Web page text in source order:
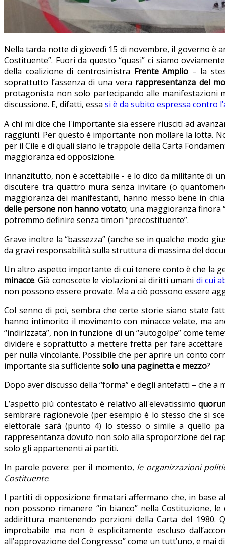
Nella tarda notte di giovedì 15 di novembre, il governo è
Costituente”. Fuori da questo “quasi” ci siamo
della coalizione di centrosinistra Frente Amplio – la
soprattutto l’assenza di una vera rappresentanza del
protagonista non solo partecipando alle
discussione. E, difatti, essa si è da subito espressa contro
A chi mi dice che l'importante sia essere riusciti ad
raggiunti. Per questo è importante non mollare la lotta.
per il Cile e di quali siano le trappole della Carta
maggioranza ed opposizione.
Innanzitutto, non è accettabile - e lo dico da militante di
discutere tra quattro mura senza invitare (o
maggioranza dei manifestanti, hanno messo bene in
delle persone non hanno votato; una maggioranza finora
potremmo definire senza timori “precostituente”.
Grave inoltre la “bassezza” (anche se in qualche modo
da gravi responsabilità sulla struttura di massima del
Un altro aspetto importante di cui tenere conto è che la
minacce. Già conoscete le violazioni ai diritti umani di cui
non possono essere provate. Ma a ciò possono essere
Col senno di poi, sembra che certe storie siano state
hanno intimorito il movimento con minacce velate, ma
“indirizzata”, non in funzione di un “autogolpe” come
dividere e soprattutto a mettere fretta per fare
per nulla vincolante. Possibile che per aprire un conto
importante sia sufficiente solo una paginetta e mezzo?
Dopo aver discusso della “forma” e degli antefatti – che
L’aspetto più contestato è relativo all'elevatissimo
sembrare ragionevole (per esempio è lo stesso che si
elettorale sarà (punto 4) lo stesso o simile a quello
rappresentanza dovuto non solo alla sproporzione dei
solo gli appartenenti ai partiti.
In parole povere: per il momento, le organizzazioni
Costituente.
I partiti di opposizione firmatari affermano che, in base
non possono rimanere “in bianco” nella Costituzione,
addirittura mantenendo porzioni della Carta del 1980.
improbabile ma non è esplicitamente escluso
all’approvazione del Congresso” come un tutt’uno, e mai